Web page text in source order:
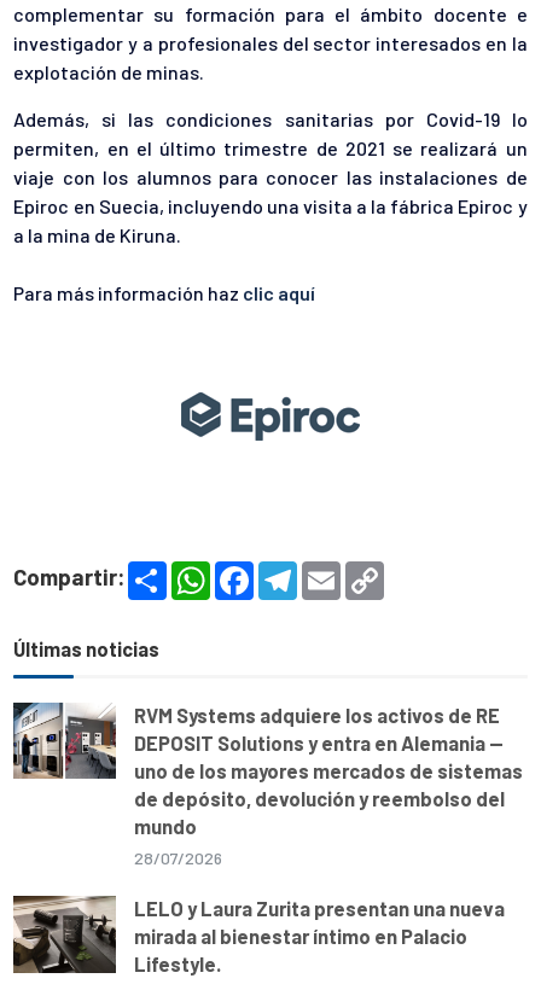
complementar su formación para el ámbito docente e
investigador y a profesionales del sector interesados en la
explotación de minas.
Además, si las condiciones sanitarias por Covid-19 lo
permiten, en el último trimestre de 2021 se realizará un
viaje con los alumnos para conocer las instalaciones de
Epiroc en Suecia, incluyendo una visita a la fábrica Epiroc y
a la mina de Kiruna.
Para más información haz clic aquí
Compartir:
S
h
W
h
p
F
T
e
m
E
m
Últimas noticias
RVM Systems adquiere los activos de RE
DEPOSIT Solutions y entra en Alemania —
uno de los mayores mercados de sistemas
de depósito, devolución y reembolso del
mundo
28/07/2026
LELO y Laura Zurita presentan una nueva
mirada al bienestar íntimo en Palacio
Lifestyle.